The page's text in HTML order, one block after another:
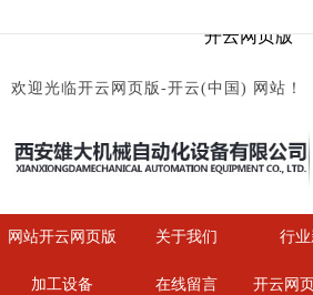
开云网页版
欢迎光临开云网页版-开云(中国) 网站！
网站开云网页版 关于我们 行
加工设备 在线留言 开云网